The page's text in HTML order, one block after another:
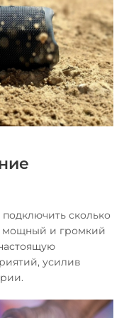
сколько
мощный и громкий
усилив